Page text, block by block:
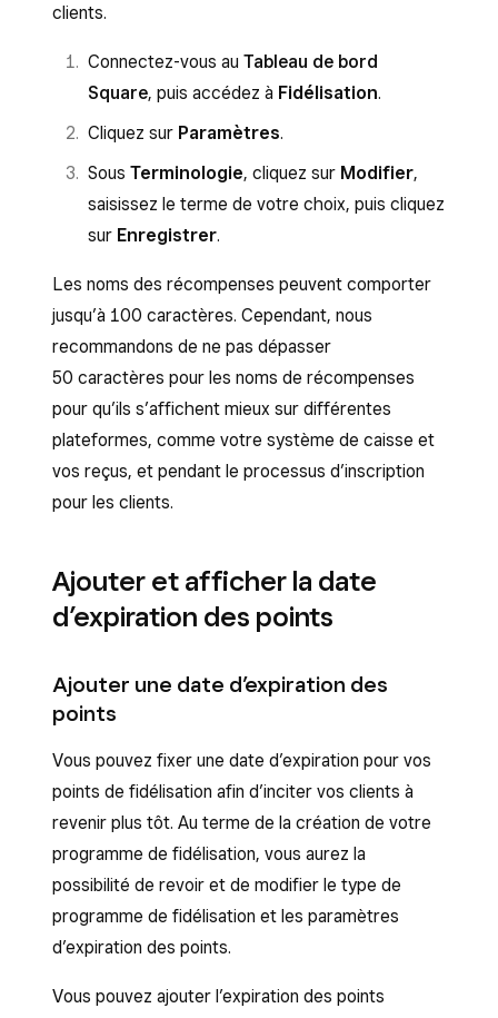
clients.
Connectez-vous au Tableau de bord
Square, puis accédez à Fidélisation.
Cliquez sur Paramètres.
Sous Terminologie, cliquez sur Modifier,
saisissez le terme de votre choix, puis cliquez
sur Enregistrer.
Les noms des récompenses peuvent comporter
jusqu’à 100 caractères. Cependant, nous
recommandons de ne pas dépasser
50 caractères pour les noms de récompenses
pour qu’ils s’affichent mieux sur différentes
plateformes, comme votre système de caisse et
vos reçus, et pendant le processus d’inscription
pour les clients.
Ajouter et afficher la date
d’expiration des points
Ajouter une date d’expiration des
points
Vous pouvez fixer une date d’expiration pour vos
points de fidélisation afin d’inciter vos clients à
revenir plus tôt. Au terme de la création de votre
programme de fidélisation, vous aurez la
possibilité de revoir et de modifier le type de
programme de fidélisation et les paramètres
d’expiration des points.
Vous pouvez ajouter l’expiration des points